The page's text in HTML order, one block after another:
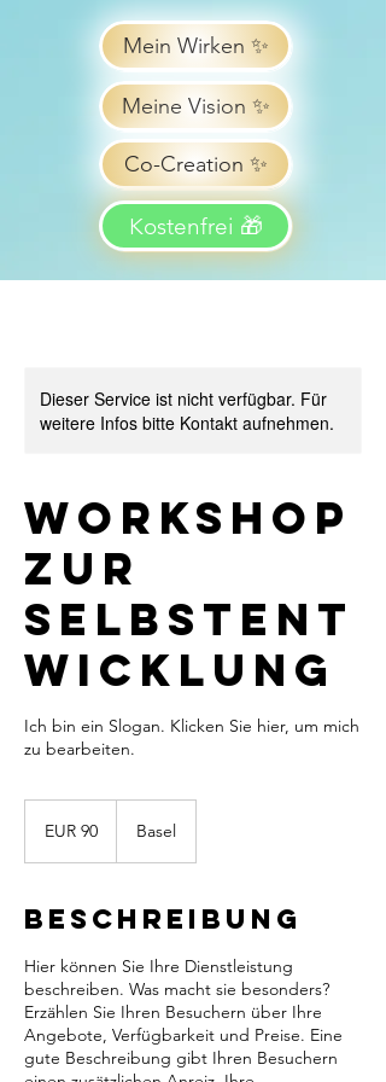
Mein Wirken ✨
Meine Vision ✨
Co-Creation ✨
Kostenfrei 🎁
Dieser Service ist nicht verfügbar. Für
weitere Infos bitte Kontakt aufnehmen.
Workshop
zur
Selbstent
wicklung
Ich bin ein Slogan. Klicken Sie hier, um mich
zu bearbeiten.
EUR 90 Basel
Beschreibung
Hier können Sie Ihre Dienstleistung
beschreiben. Was macht sie besonders?
Erzählen Sie Ihren Besuchern über Ihre
Angebote, Verfügbarkeit und Preise. Eine
gute Beschreibung gibt Ihren Besuchern